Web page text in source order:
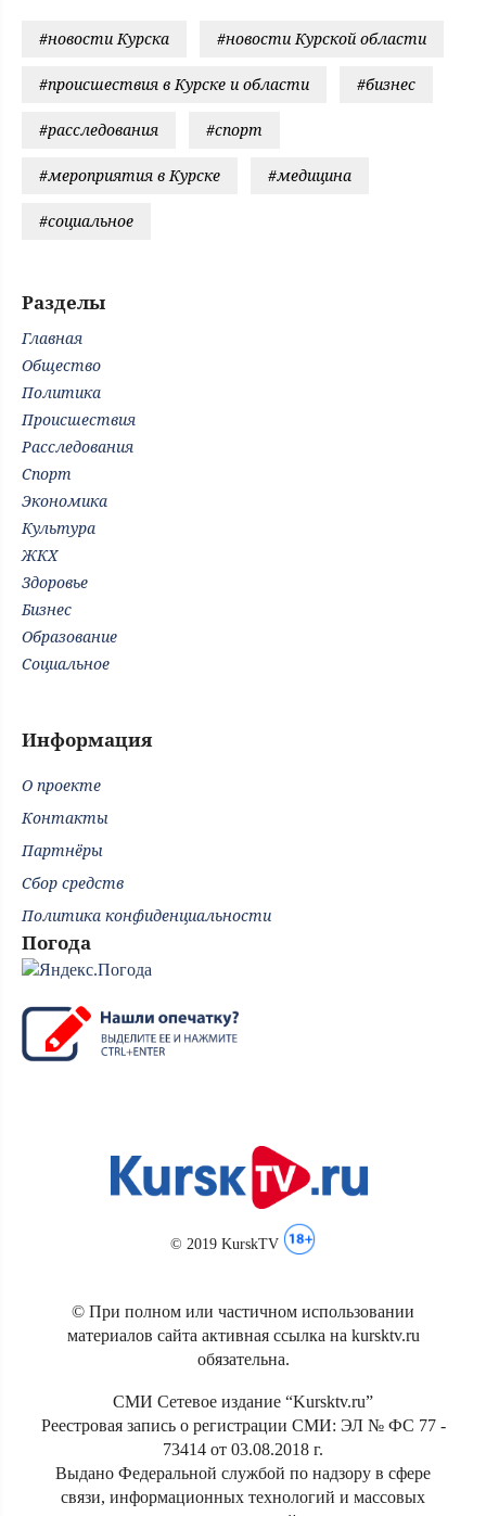
#новости Курска #новости Курской области
#происшествия в Курске и области #бизнес
#расследования #спорт
#мероприятия в Курске #медицина
#социальное
Разделы
Главная
Общество
Политика
Происшествия
Расследования
Спорт
Экономика
Культура
ЖКХ
Здоровье
Бизнес
Образование
Социальное
Информация
О проекте
Контакты
Партнёры
Сбор средств
Политика конфиденциальности
Погода
© 2019 KurskTV
© При полном или частичном использовании
материалов сайта активная ссылка на kursktv.ru
обязательна.
СМИ Сетевое издание “Kursktv.ru”
Реестровая запись о регистрации СМИ: ЭЛ № ФС 77 -
73414 от 03.08.2018 г.
Выдано Федеральной службой по надзору в сфере
связи, информационных технологий и массовых